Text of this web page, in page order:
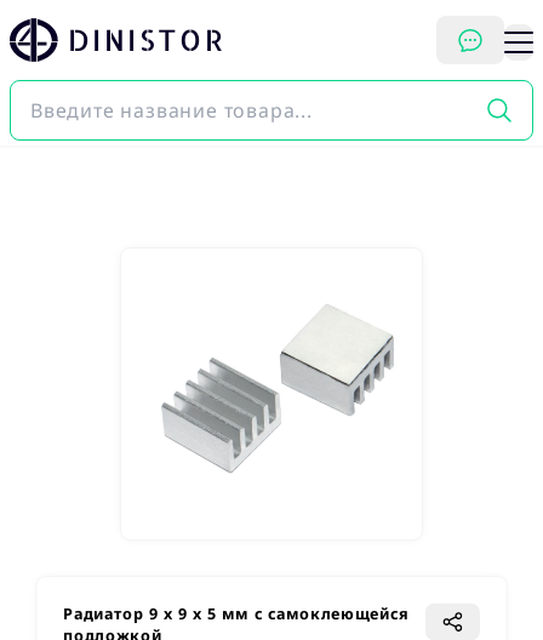
DINISTOR
Радиатор 9 x 9 x 5 мм с самоклеющейся
подложкой